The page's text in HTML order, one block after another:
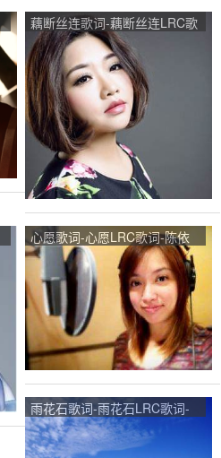
藕断丝连歌词-藕断丝连LRC歌
词-陈瑞
心愿歌词-心愿LRC歌词-陈依
婷
雨花石歌词-雨花石LRC歌词-
石头、李雨